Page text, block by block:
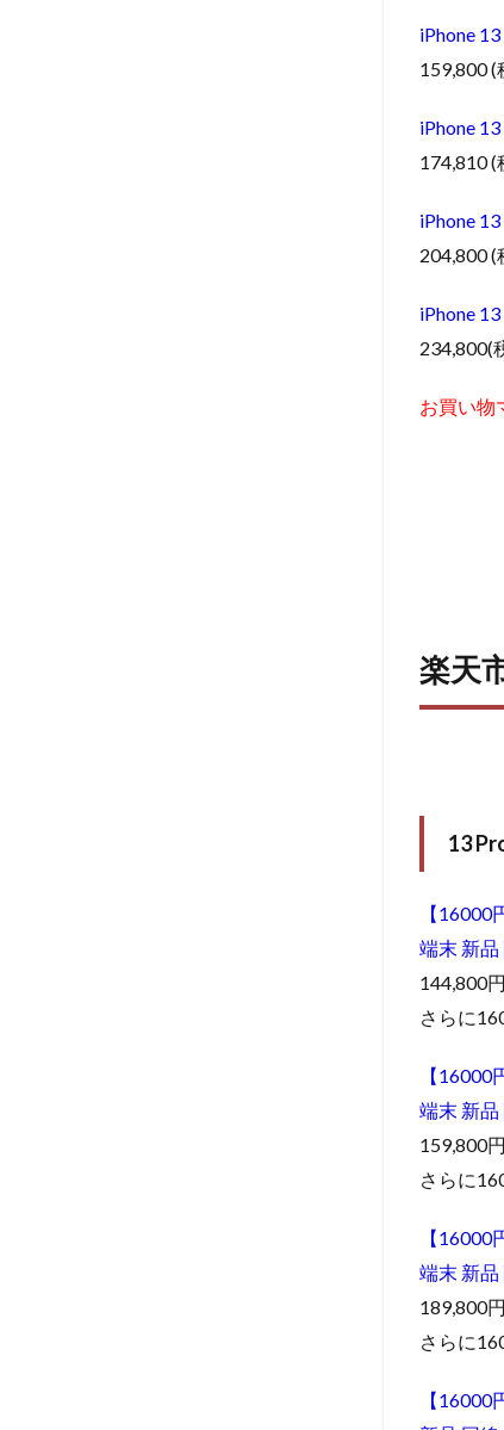
iPhone
159,800 (
iPhone
174,810 (
iPhone
204,800 (
iPhone
234,800(
お買い物
楽天
13
【
端末 新品
144,800
さらに
【
端末 新品
159,800
さらに
【
端末 新品
189,800
さらに
【